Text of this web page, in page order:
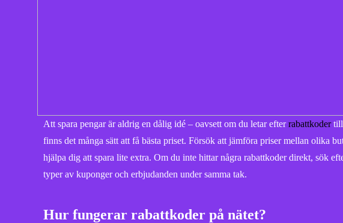
Att spara pengar är aldrig en dålig idé – oavsett om du letar efterrabattkodertill
finns det många sätt att få bästa priset. Försök att jämföra priser mellan olika
hjälpa dig att spara lite extra. Om du inte hittar några rabattkoder direkt, sök
typer av kuponger och erbjudanden under samma tak.
Hur fungerar rabattkoder på nätet?